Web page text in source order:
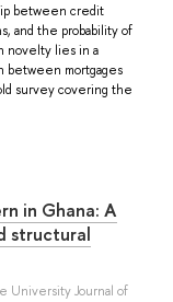
between credit
and the probability of
novelty lies in a
between mortgages
survey covering the
in Ghana: A
structural
University Journal of